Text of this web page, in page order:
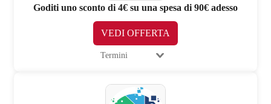
Goditi uno sconto di 4€ su una spesa di 90€ adesso
VEDI OFFERTA
Termini